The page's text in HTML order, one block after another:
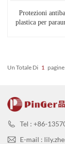
Protezioni
plastica per
Un Totale Di 1 Pagine
Tel : +86-
E-mail :